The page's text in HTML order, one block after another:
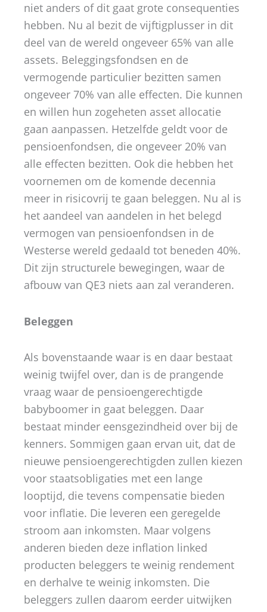
niet anders of dit gaat grote consequenties
hebben. Nu al bezit de vijftigplusser in dit
deel van de wereld ongeveer 65% van alle
assets. Beleggingsfondsen en de
vermogende particulier bezitten samen
ongeveer 70% van alle effecten. Die kunnen
en willen hun zogeheten asset allocatie
gaan aanpassen. Hetzelfde geldt voor de
pensioenfondsen, die ongeveer 20% van
alle effecten bezitten. Ook die hebben het
voornemen om de komende decennia
meer in risicovrij te gaan beleggen. Nu al is
het aandeel van aandelen in het belegd
vermogen van pensioenfondsen in de
Westerse wereld gedaald tot beneden 40%.
Dit zijn structurele bewegingen, waar de
afbouw van QE3 niets aan zal veranderen.
Beleggen
Als bovenstaande waar is en daar bestaat
weinig twijfel over, dan is de prangende
vraag waar de pensioengerechtigde
babyboomer in gaat beleggen. Daar
bestaat minder eensgezindheid over bij de
kenners. Sommigen gaan ervan uit, dat de
nieuwe pensioengerechtigden zullen kiezen
voor staatsobligaties met een lange
looptijd, die tevens compensatie bieden
voor inflatie. Die leveren een geregelde
stroom aan inkomsten. Maar volgens
anderen bieden deze inflation linked
producten beleggers te weinig rendement
en derhalve te weinig inkomsten. Die
beleggers zullen daarom eerder uitwijken